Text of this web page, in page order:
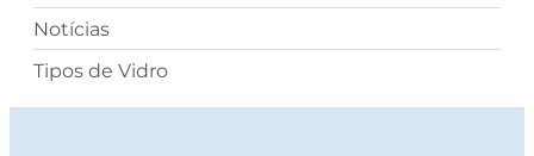
Notícias
Tipos de Vidro